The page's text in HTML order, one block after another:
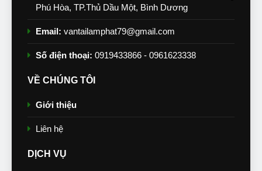
Phú Hòa, TP.Thủ Dầu Một, Bình Dương
Email: vantailamphat79@gmail.com
Số điện thoại: 0919433866 - 0961623338
VỀ CHÚNG TÔI
Giới thiệu
Liên hệ
DỊCH VỤ